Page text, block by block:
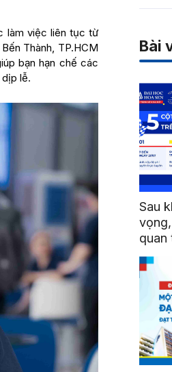
làm việc liên tục từ
Thành, TP.HCM
bạn hạn chế các
lễ.
Bài
Sau
quan
sinh